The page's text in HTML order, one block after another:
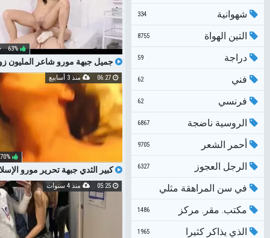
جميل جبهة مورو شاعر المليون
شاعر المليون في الفم
63%
كبير الثدي جبهة تحرير مورو
بي بي سي شاعر تجميع الحركة
الحمار الكبير شاعر المليون
70%
منذ 3 أسابيع
منذ 4 سنوات
شهوانية 334
التين الهواة 8755
دراجة 59
فني 62
فرنسي 62
الروسية ناضجة 6867
أحمر الشعر 9705
الرجل العجوز 6327
في سن المراهقة مثلي
الجنس
188031
مكتب. مقر. مركز 1486
الذي يذاكر كثيرا 1965